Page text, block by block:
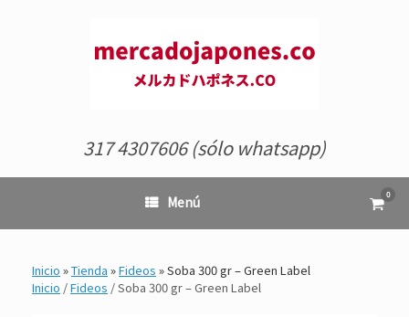
317 4307606 (sólo whatsapp)
Menú Ver
el
0
Inicio »Tienda »Fideos »Soba 300 gr – Green Label
Inicio /Fideos / Soba 300 gr – Green Label